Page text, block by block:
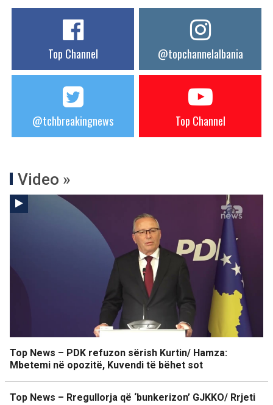
Top Channel @topchannelalbania
@tchbreakingnews Top Channel
Video »
Top News – PDK refuzon sërish Kurtin/ Hamza:
Mbetemi në opozitë, Kuvendi të bëhet sot
Top News – Rregullorja që ‘bunkerizon’ GJKKO/ Rrjeti